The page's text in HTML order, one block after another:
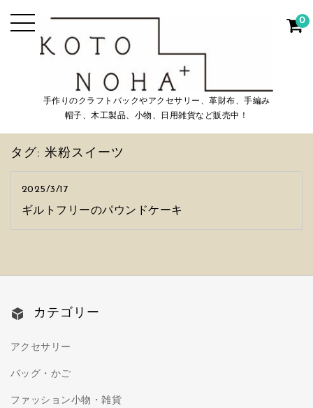
手作りのクラフトバックやアクセサリー、革財布、手編み
帽子、木工製品、小物、日用雑貨など販売中！
0
タグ: 米粉スイーツ
2025/3/17
ギルトフリーのパウンドケーキ
カテゴリー
アクセサリー
バッグ・かご
ファッション小物・雑貨